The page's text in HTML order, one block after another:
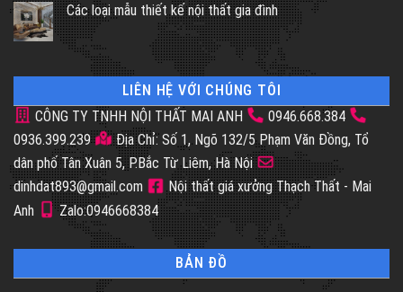
Các loại mẫu thiết kế nội thất gia đình
LIÊN HỆ VỚI CHÚNG TÔI
CÔNG TY TNHH NỘI THẤT MAI ANH
0946.668.384
0936.399.239
Địa Chỉ: Số 1, Ngõ 132/5 Phạm Văn Đồng, Tổ
dân phố Tân Xuân 5, P.Bắc Từ Liêm, Hà Nội
dinhdat893@gmail.com
Nội thất giá xưởng Thạch Thất - Mai
Anh
Zalo:0946668384
BẢN ĐỒ